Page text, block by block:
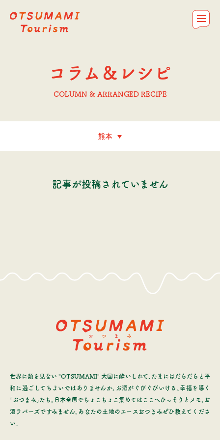
OTSUMAMI Tourism
おつまみを探す
コラム＆レシピ
私たちについて
コラム＆レシピ
COLUMN & ARRANGED RECIPE
記事が投稿されていません
世界に類を見ない "OTSUMAMI" 大国に酔いしれて、たまにはだらだらと平
和に過ごしてもよいではありませんか。お酒がぐびぐびいける、幸福を導く
「おつまみ」たち。日本全国でちょこちょこ集めてはここへひっそりとメモ。お
酒ラバーズですみません。あなたの土地のエースおつまみぜひ教えてくださ
い。